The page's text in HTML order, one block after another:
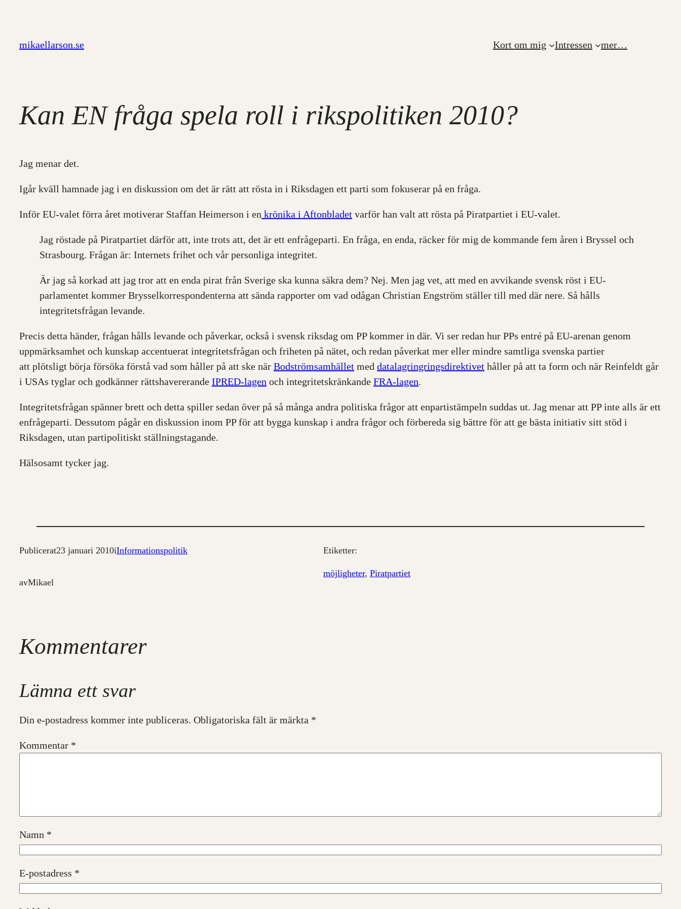
innehåll
mikaellarson.se Kort om mig Intressen mer…
Kan EN fråga spela roll i rikspolitiken 2010?
Jag menar det.
Igår kväll hamnade jag i en diskussion om det är rätt att rösta in i Riksdagen ett parti som fokuserar på en fråga.
Inför EU-valet förra året motiverar Staffan Heimerson i en krönika i Aftonbladet varför han valt att rösta på Piratpartiet i EU-valet.
Jag röstade på Piratpartiet därför att, inte trots att, det är ett enfrågeparti. En fråga, en enda, räcker för mig de kommande fem åren i Bryssel och
Strasbourg. Frågan är: Internets frihet och vår personliga integritet.
Är jag så korkad att jag tror att en enda pirat från Sverige ska kunna säkra dem? Nej. Men jag vet, att med en avvikande svensk röst i EU-
parlamentet kommer Brysselkorrespondenterna att sända rapporter om vad odågan Christian Engström ställer till med där nere. Så hålls
integritetsfrågan levande.
Precis detta händer, frågan hålls levande och påverkar, också i svensk riksdag om PP kommer in där. Vi ser redan hur PPs entré på EU-arenan genom
uppmärksamhet och kunskap accentuerat integritetsfrågan och friheten på nätet, och redan påverkat mer eller mindre samtliga svenska partier
att plötsligt börja försöka förstå vad som håller på att ske när Bodströmsamhället med datalagringringsdirektivet håller på att ta form och när Reinfeldt går
i USAs tyglar och godkänner rättshavererande IPRED-lagen och integritetskränkande FRA-lagen.
Integritetsfrågan spänner brett och detta spiller sedan över på så många andra politiska frågor att enpartistämpeln suddas ut. Jag menar att PP inte alls är ett
enfrågeparti. Dessutom pågår en diskussion inom PP för att bygga kunskap i andra frågor och förbereda sig bättre för att ge bästa initiativ sitt stöd i
Riksdagen, utan partipolitiskt ställningstagande.
Hälsosamt tycker jag.
Publicerat23 januari 2010iInformationspolitik
avMikael
Etiketter:
möjligheter, Piratpartiet
Kommentarer
Lämna ett svar
Din e-postadress kommer inte publiceras. Obligatoriska fält är märkta *
Kommentar *
Namn *
E-postadress *